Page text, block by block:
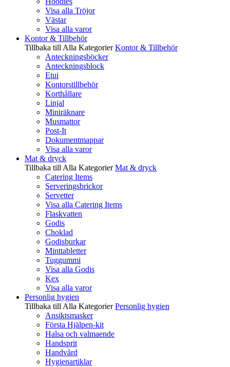
Visa alla Tröjor
Västar
Visa alla varor
Kontor & Tillbehör
Tillbaka till Alla Kategorier Kontor & Tillbehör
Anteckningsböcker
Anteckningsblock
Etui
Kontorstillbehör
Korthållare
Linjal
Miniräknare
Musmattor
Post-It
Dokumentmappar
Visa alla varor
Mat & dryck
Tillbaka till Alla Kategorier Mat & dryck
Catering Items
Serveringsbrickor
Servetter
Visa alla Catering Items
Flaskvatten
Godis
Choklad
Godisburkar
Minttabletter
Tuggummi
Visa alla Godis
Kex
Visa alla varor
Personlig hygien
Tillbaka till Alla Kategorier Personlig hygien
Ansiktsmasker
Första Hjälpen-kit
Halsa och valmaende
Handsprit
Handvård
Hygienartiklar